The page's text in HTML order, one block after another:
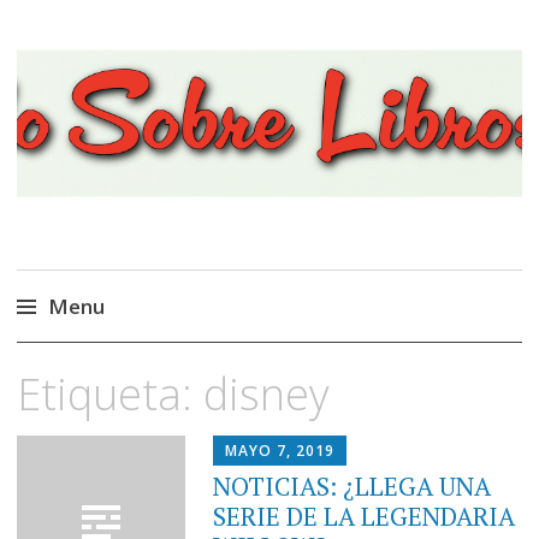
Viajando Sobre Libros
Menu
al
contenido
Etiqueta: disney
MAYO 7, 2019
NOTICIAS: ¿LLEGA UNA
SERIE DE LA LEGENDARIA